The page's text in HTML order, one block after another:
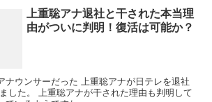
上重聡アナ退社と干された本当理
由がついに判明！復活は可能か？
ナウンサーだった 上重聡アナが日テレを退社
した。 上重聡アナが干された理由も判明して